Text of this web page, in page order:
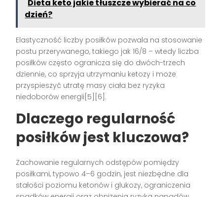
Dieta keto jakie tłuszcze wybierać na co
dzień?
Elastyczność liczby posiłków pozwala na stosowanie
postu przerywanego, takiego jak 16/8 – wtedy liczba
posiłków często ogranicza się do dwóch-trzech
dziennie, co sprzyja utrzymaniu ketozy i może
przyspieszyć utratę masy ciała bez ryzyka
niedoborów energii[5][6].
Dlaczego regularność
posiłków jest kluczowa?
Zachowanie regularnych odstępów pomiędzy
posiłkami, typowo 4–6 godzin, jest niezbędne dla
stałości poziomu ketonów i glukozy, ograniczenia